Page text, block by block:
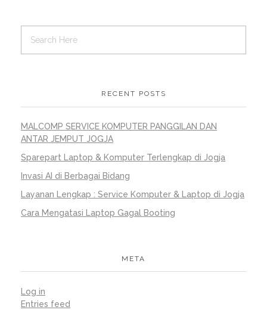
RECENT POSTS
MALCOMP SERVICE KOMPUTER PANGGILAN DAN
ANTAR JEMPUT JOGJA
Sparepart Laptop & Komputer Terlengkap di Jogja
Invasi AI di Berbagai Bidang
Layanan Lengkap : Service Komputer & Laptop di Jogja
Cara Mengatasi Laptop Gagal Booting
META
Log in
Entries feed